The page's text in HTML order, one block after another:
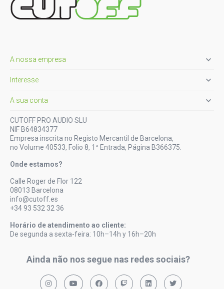
A nossa empresa 
Interesse 
A sua conta 
CUTOFF PRO AUDIO SLU
NIF B64834377
Empresa inscrita no Registo Mercantil de Barcelona,
no Volume 40533, Folio 8, 1ª Entrada, Página B366375.
Onde estamos?
Calle Roger de Flor 122
08013 Barcelona
info@cutoff.es
+34 93 532 32 36
Horário de atendimento ao cliente:
De segunda a sexta-feira: 10h–14h y 16h–20h
Ainda não nos segue nas redes sociais?